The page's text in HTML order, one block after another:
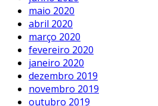
maio 2020
abril 2020
março 2020
fevereiro 2020
janeiro 2020
dezembro 2019
novembro 2019
outubro 2019